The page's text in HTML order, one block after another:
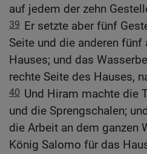
auf jedem der zehn
39 Er setzte aber fünf
Seite und die anderen
Hauses; und das
rechte Seite des Hauses,
40 Und Hiram machte die
und die Sprengschalen;
die Arbeit an dem ganzen
König Salomo für das